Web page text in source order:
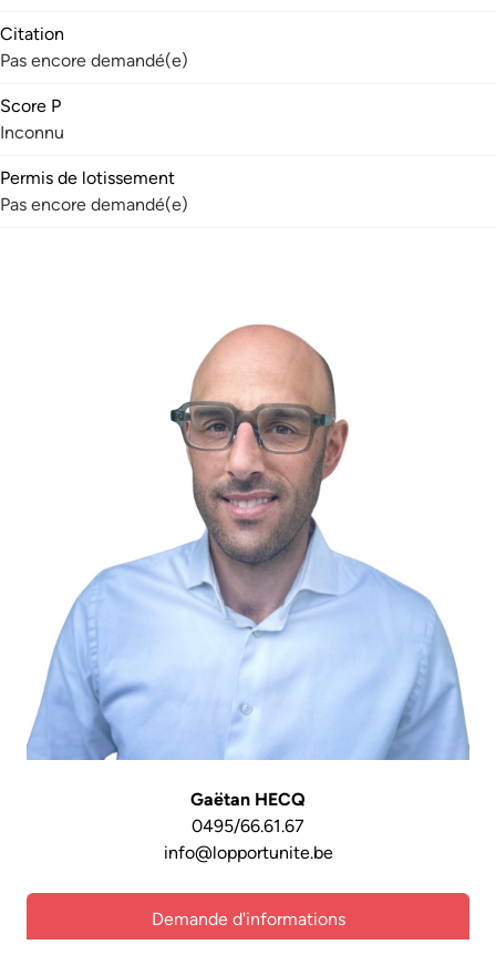
Citation
Pas encore demandé(e)
Score P
Inconnu
Permis de lotissement
Pas encore demandé(e)
Gaëtan HECQ
0495/66.61.67
info@lopportunite.be
Demande d'informations